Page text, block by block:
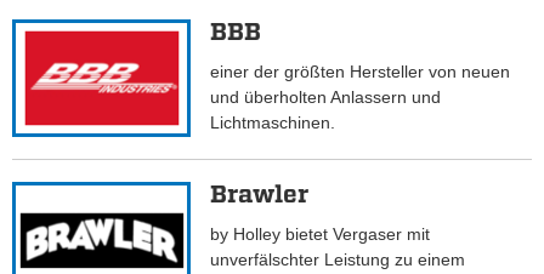
BBB
einer der größten Hersteller von neuen
und überholten Anlassern und
Lichtmaschinen.
Brawler
by Holley bietet Vergaser mit
unverfälschter Leistung zu einem